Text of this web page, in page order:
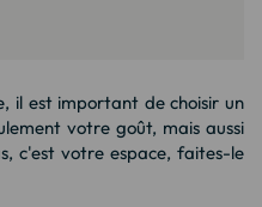
il est important de choisir un
votre goût, mais aussi
c'est votre espace, faites-le